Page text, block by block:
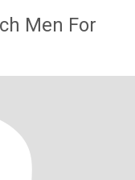
Men For